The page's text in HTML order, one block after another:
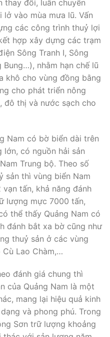
thay đổi, luân chuyển
vào mùa mưa lũ. Vấn
các công trình thuỷ lợi
hợp xây dựng các trạm
Sông Tranh I, Sông
Bung…), nhằm hạn chế lũ
khô cho vùng đồng bằng
cho phát triển nông
đô thị và nước sạch cho
Nam có bờ biển dài trên
có nguồn hải sản
Trung bộ. Theo số
sản thì vùng biển Nam
tấn, khả năng đánh
lượng mực 7000 tấn,
thể thấy Quảng Nam có
đánh bắt xa bờ cũng như
thuỷ sản ở các vùng
Lao Chàm,…
đánh giá chung thì
của Quảng Nam là một
mang lại hiệu quả kinh
và phong phú. Trong
Sơn trữ lượng khoảng